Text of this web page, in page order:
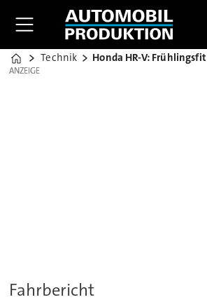
Home
Technik Honda HR-V: Frühlingsfit
ANZEIGE
ANZEIGE
Fahrbericht